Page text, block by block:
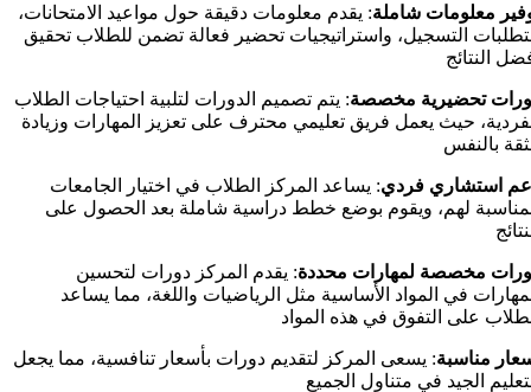
معلومات شاملة: يقدم معلومات دقيقة حول مواعيد الامتحانات،
التسجيل، واستراتيجيات تحضير فعالة تضمن للطلاب تحقيق
النتائج
تحضيرية مخصصة: يتم تصميم الدورات لتلبية احتياجات الطلاب
حيث يعمل فريق تعليمي محترف على تعزيز المهارات وزيادة
بالنفس
استشاري فردي: يساعد المركز الطلاب في اختيار الجامعات
لهم، ويقوم بوضع خطط دراسية شاملة بعد الحصول على
مخصصة لمهارات محددة: يقدم المركز دورات لتحسين
في المواد الأساسية مثل الرياضيات واللغة، مما يساعد
على التفوق في هذه المواد
مناسبة: يسعى المركز لتقديم دورات بأسعار تنافسية، مما يجعل
الجيد في متناول الجميع